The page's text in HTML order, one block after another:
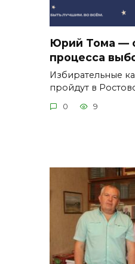
Юрий Тома —
процесса
Избирательные
пройдут в
0 9